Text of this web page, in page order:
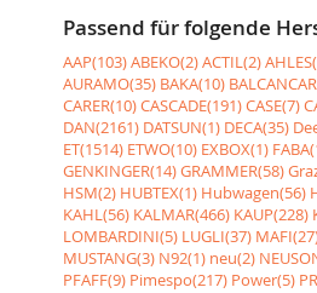
Passend für folgende
AAP(103)ABEKO(2)ACTIL(2)
AURAMO(35) BAKA(10)
CARER(10)CASCADE(191)CASE(7)
DAN(2161) DATSUN(1) DECA(35)
ET(1514) ETWO(10) EXBOX(1)
GENKINGER(14)GRAMMER(58)
HSM(2) HUBTEX(1) Hubwagen(56)
KAHL(56) KALMAR(466) KAUP(228)
LOMBARDINI(5) LUGLI(37)
MUSTANG(3) N92(1) neu(2)
PFAFF(9) Pimespo(217) Power(5)